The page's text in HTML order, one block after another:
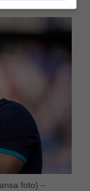
foto) –